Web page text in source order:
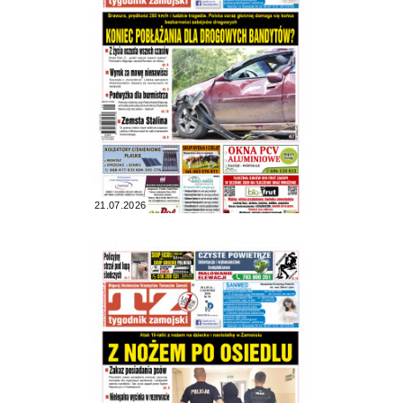
21.07.2026